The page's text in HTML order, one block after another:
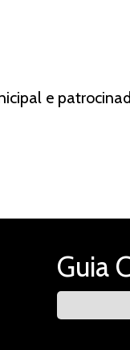
e
Guia